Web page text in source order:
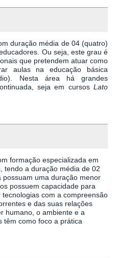
duração média de 04 (quatro)
Ou seja, este grau é
que pretendem atuar como
aulas na educação básica
Nesta área há grandes
seja em cursos Lato
formação especializada em
tendo a duração média de 02
uma duração menor
possuem capacidade para
com a compreensão
e das suas relações
humano, o ambiente e a
têm como foco a prática